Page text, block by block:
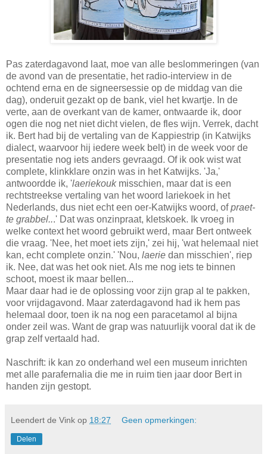
Pas zaterdagavond laat, moe van alle beslommeringen (van
de avond van de presentatie, het radio-interview in de
ochtend erna en de signeersessie op de middag van die
dag), onderuit gezakt op de bank, viel het kwartje. In de
verte, aan de overkant van de kamer, ontwaarde ik, door
ogen die nog net niet dicht vielen, de fles wijn. Verrek, dacht
ik. Bert had bij de vertaling van de Kappiestrip (in Katwijks
dialect, waarvoor hij iedere week belt) in de week voor de
presentatie nog iets anders gevraagd. Of ik ook wist wat
complete, klinkklare onzin was in het Katwijks. 'Ja,'
antwoordde ik, 'laeriekoukmisschien, maar dat is een
rechtstreekse vertaling van het woord lariekoek in het
Nederlands, dus niet echt een oer-Katwijks woord, ofpraet-
te grabbel...' Dat was onzinpraat, kletskoek. Ik vroeg in
welke context het woord gebruikt werd, maar Bert ontweek
die vraag. 'Nee, het moet iets zijn,' zei hij, 'wat helemaal niet
kan, echt complete onzin.' 'Nou, laerie dan misschien', riep
ik. Nee, dat was het ook niet. Als me nog iets te binnen
schoot, moest ik maar bellen...
Maar daar had ie de oplossing voor zijn grap al te pakken,
voor vrijdagavond. Maar zaterdagavond had ik hem pas
helemaal door, toen ik na nog een paracetamol al bijna
onder zeil was. Want de grap was natuurlijk vooral dat ik de
grap zelf vertaald had.
Naschrift: ik kan zo onderhand wel een museum inrichten
met alle parafernalia die me in ruim tien jaar door Bert in
handen zijn gestopt.
Leendert de Vink op 18:27 Geen opmerkingen:
Delen